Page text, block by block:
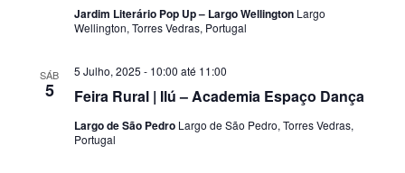
Jardim Literário Pop Up – Largo Wellington Largo
Wellington, Torres Vedras, Portugal
SÁB
5 Feira Rural | Ilú – Academia Espaço Dança
5 Julho, 2025 - 10:00 até 11:00
Largo de São Pedro Largo de São Pedro, Torres Vedras,
Portugal